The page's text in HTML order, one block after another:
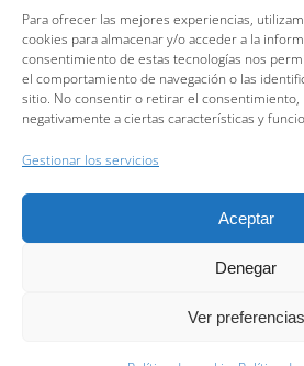
Para ofrecer las mejores experiencias,
cookies para almacenar y/o acceder a la
consentimiento de estas tecnologías nos
el comportamiento de navegación o las
sitio. No consentir o retirar el consentimiento,
negativamente a ciertas características y
Gestionar los servicios
Aceptar
Denegar
Ver preferencias
2 y 3 de Febrero de 2019
Política de
Política de cookies
desarrollado por